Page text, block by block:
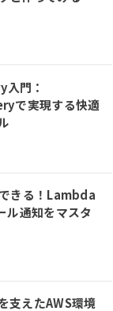
門：
で実現する快適
きる！Lambda
ル通知をマスタ
支えたAWS環境